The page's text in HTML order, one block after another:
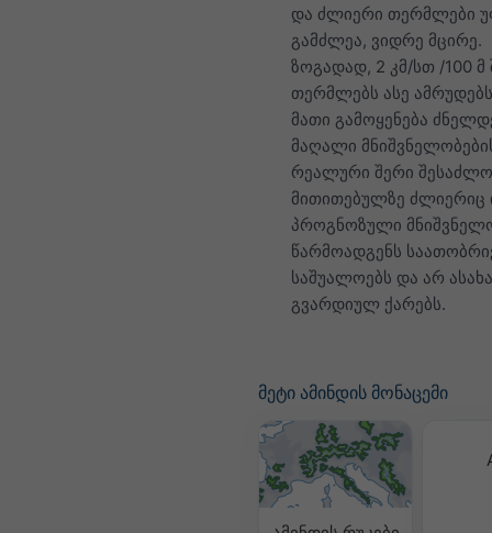
და ძლიერი თერმლები
გამძლეა, ვიდრე მცირე.
ზოგადად, 2 კმ/სთ /100 მ
თერმლებს ასე
მათი გამოყენება
მაღალი
რეალური შერი
მითითებულზე ძლიერიც
პროგნოზული
წარმოადგენს
საშუალოებს და არ
გვარდიულ ქარებს.
მეტი ამინდის მონაცემი